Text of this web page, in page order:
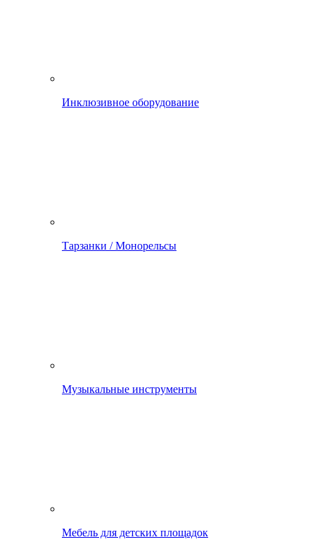
Инклюзивное оборудование
Тарзанки / Монорельсы
Музыкальные инструменты
Мебель для детских площадок